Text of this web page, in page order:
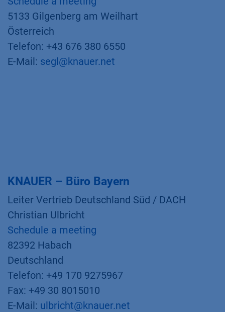
5133 Gilgenberg am Weilhart
Österreich
Telefon: +43 676 380 6550
E-Mail: segl@knauer.net
KNAUER – Büro Bayern
Leiter Vertrieb Deutschland Süd / DACH
Christian Ulbricht
Schedule a meeting
82392 Habach
Deutschland
Telefon: +49 170 9275967
Fax: +49 30 8015010
E-Mail: ulbricht@knauer.net